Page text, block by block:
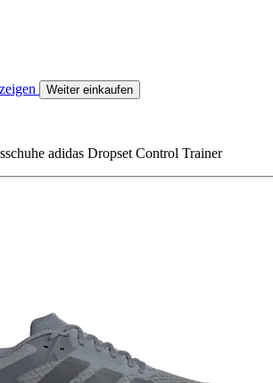
Weiter einkaufen
adidas Dropset Control Trainer